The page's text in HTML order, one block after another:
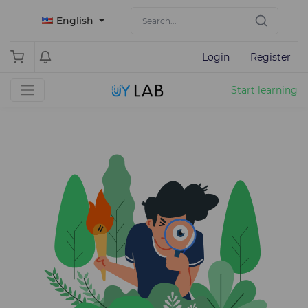
English
Login Register
Start learning